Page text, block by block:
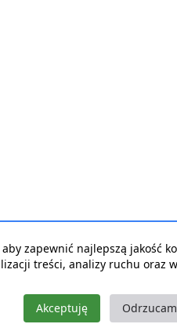
zapewnić najlepszą jakość
treści, analizy ruchu oraz
Akceptuję Odrzucam